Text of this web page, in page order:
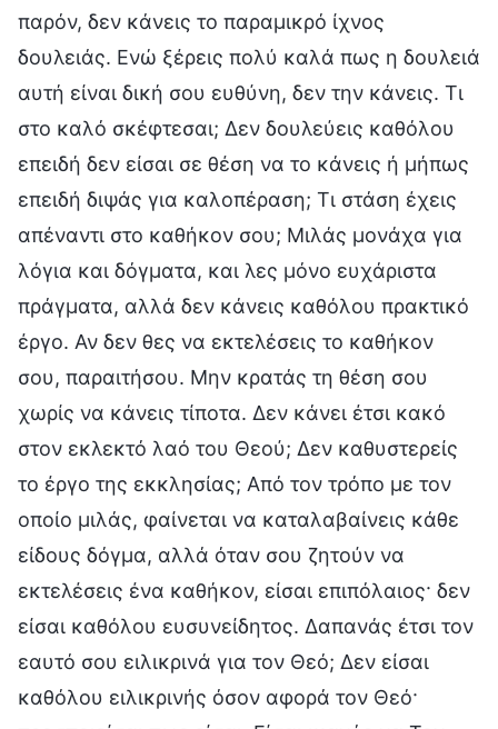
παρόν, δεν κάνεις το παραμικρό ίχνος
δουλειάς. Ενώ ξέρεις πολύ καλά πως η δουλειά
αυτή είναι δική σου ευθύνη, δεν την κάνεις. Τι
στο καλό σκέφτεσαι; Δεν δουλεύεις καθόλου
επειδή δεν είσαι σε θέση να το κάνεις ή μήπως
επειδή διψάς για καλοπέραση; Τι στάση έχεις
απέναντι στο καθήκον σου; Μιλάς μονάχα για
λόγια και δόγματα, και λες μόνο ευχάριστα
πράγματα, αλλά δεν κάνεις καθόλου πρακτικό
έργο. Αν δεν θες να εκτελέσεις το καθήκον
σου, παραιτήσου. Μην κρατάς τη θέση σου
χωρίς να κάνεις τίποτα. Δεν κάνει έτσι κακό
στον εκλεκτό λαό του Θεού; Δεν καθυστερείς
το έργο της εκκλησίας; Από τον τρόπο με τον
οποίο μιλάς, φαίνεται να καταλαβαίνεις κάθε
είδους δόγμα, αλλά όταν σου ζητούν να
εκτελέσεις ένα καθήκον, είσαι επιπόλαιος· δεν
είσαι καθόλου ευσυνείδητος. Δαπανάς έτσι τον
εαυτό σου ειλικρινά για τον Θεό; Δεν είσαι
καθόλου ειλικρινής όσον αφορά τον Θεό·